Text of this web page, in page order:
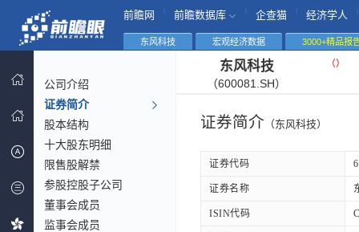
前瞻网 前瞻数据库 企查猫 经济学人
东风科技 宏观经济数据 3000+精品报
公司介绍
证券简介
股本结构
十大股东明细
限售股解禁
参股控股子公司
董事会成员
监事会成员
东风科技
（600081.SH）
（）
证券简介 （东风科技）
证券代码
证券名称
ISIN代码